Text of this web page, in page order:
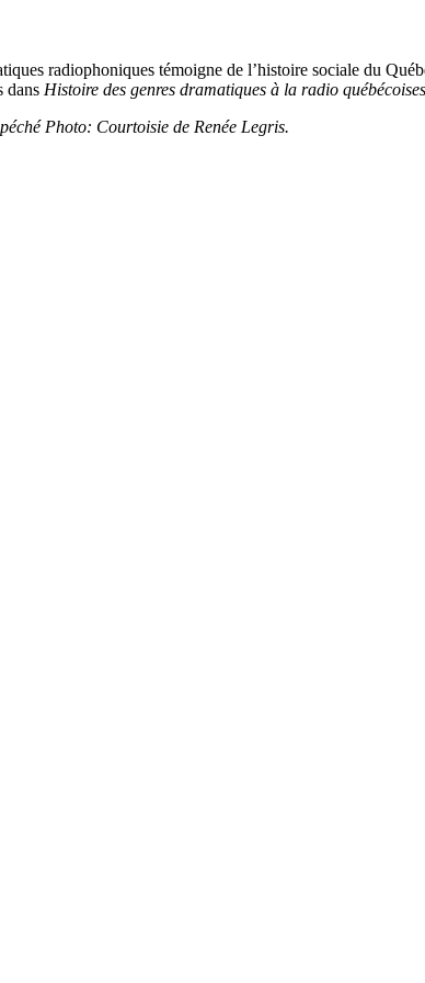
radiophoniques témoigne de l’histoire sociale du
dans Histoire des genres dramatiques à la radio
Photo: Courtoisie de Renée Legris.